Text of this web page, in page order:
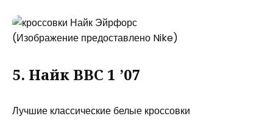
(Изображение предоставлено Nike)
5. Найк ВВС 1 ’07
Лучшие классические белые кроссовки